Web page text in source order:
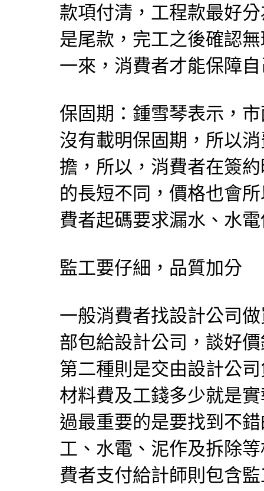
款項付清，工程款最好
是尾款，完工之後確認
一來，消費者才能保障
保固期：鍾雪琴表示，
沒有載明保固期，所以
擔，所以，消費者在簽
的長短不同，價格也會
費者起碼要求漏水、水
監工要仔細，品質加分
一般消費者找設計公司
部包給設計公司，談好
第二種則是交由設計公
材料費及工錢多少就是
過最重要的是要找到不
工、水電、泥作及拆除
費者支付給計師則包含